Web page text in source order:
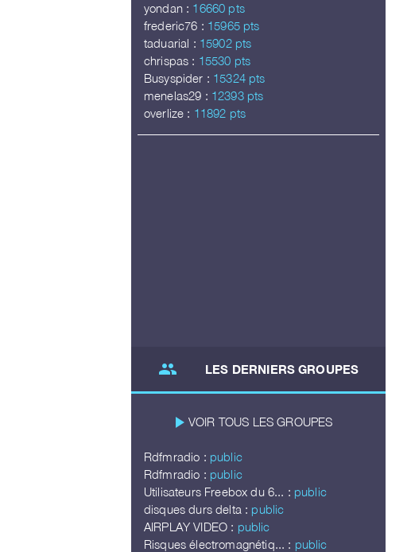
yondan : 16660 pts
frederic76 : 15965 pts
taduarial : 15902 pts
chrispas : 15530 pts
Busyspider : 15324 pts
menelas29 : 12393 pts
overlize : 11892 pts
group LES DERNIERS GROUPES
play_arrow VOIR TOUS LES GROUPES
Rdfmradio : public
Rdfmradio : public
Utilisateurs Freebox du 6... : public
disques durs delta : public
AIRPLAY VIDEO : public
Risques électromagnétiq... : public